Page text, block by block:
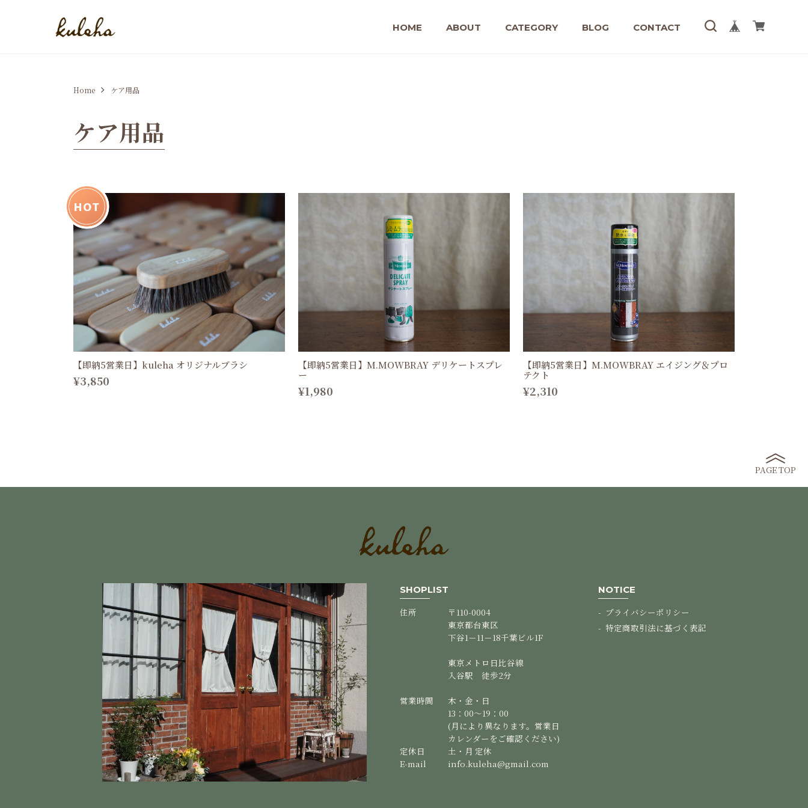
HOME ABOUT CATEGORY BLOG CONTACT
Home ケア用品
ケア用品
【即納5営業日】kuleha オリジナルブラシ
¥3,850
【即納5営業日】M.MOWBRAY デリケートスプレ
ー
¥1,980
【即納5営業日】M.MOWBRAY エイジング＆プロ
テクト
¥2,310
PAGE TOP
SHOPLIST
住所
〒110-0004
東京都台東区
下谷1－11－18千葉ビル1F
東京メトロ日比谷線
入谷駅 徒歩2分
営業時間
木・金・日
13：00～19：00
(月により異なります。営業日
カレンダーをご確認ください)
定休日
土・月 定休
E-mail
info.kuleha@gmail.com
NOTICE
プライバシーポリシー
特定商取引法に基づく表記